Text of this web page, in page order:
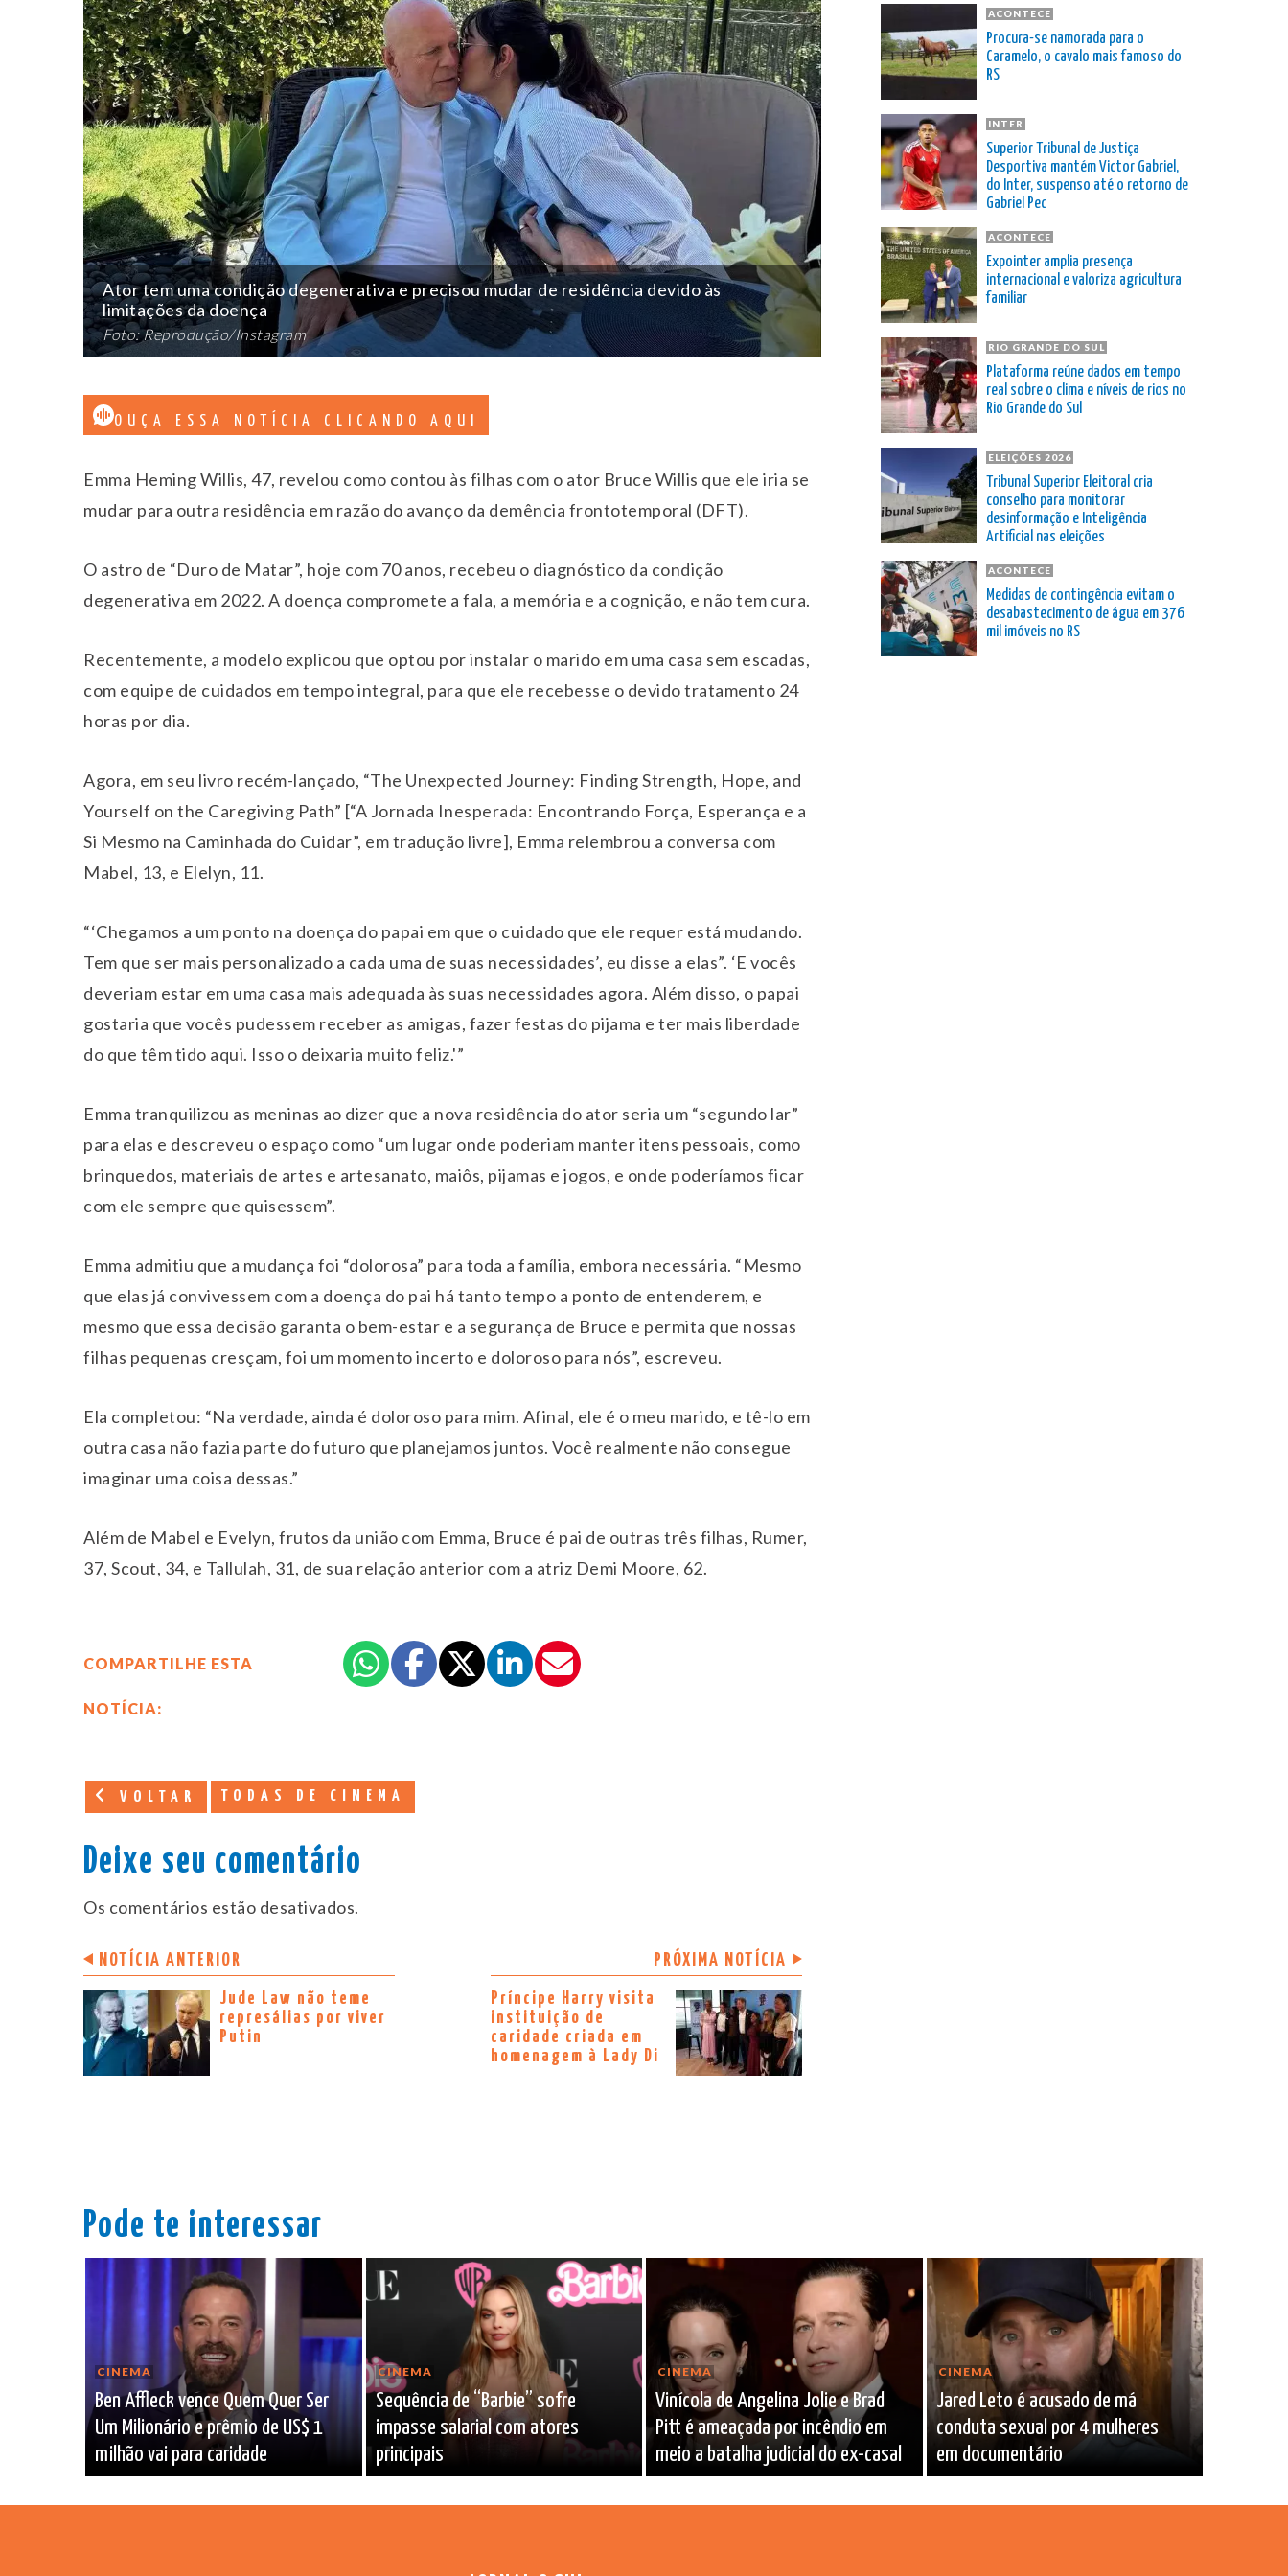
Ator tem uma condição degenerativa e precisou mudar de residência devido às
limitações da doença
Foto: Reprodução/Instagram
OUÇA ESSA NOTÍCIA CLICANDO AQUI
Emma Heming Willis, 47, revelou como contou às filhas com o ator Bruce Willis que ele iria se
mudar para outra residência em razão do avanço da demência frontotemporal (DFT).
O astro de “Duro de Matar”, hoje com 70 anos, recebeu o diagnóstico da condição
degenerativa em 2022. A doença compromete a fala, a memória e a cognição, e não tem cura.
Recentemente, a modelo explicou que optou por instalar o marido em uma casa sem escadas,
com equipe de cuidados em tempo integral, para que ele recebesse o devido tratamento 24
horas por dia.
Agora, em seu livro recém-lançado, “The Unexpected Journey: Finding Strength, Hope, and
Yourself on the Caregiving Path” [“A Jornada Inesperada: Encontrando Força, Esperança e a
Si Mesmo na Caminhada do Cuidar”, em tradução livre], Emma relembrou a conversa com
Mabel, 13, e Elelyn, 11.
“‘Chegamos a um ponto na doença do papai em que o cuidado que ele requer está mudando.
Tem que ser mais personalizado a cada uma de suas necessidades’, eu disse a elas”. ‘E vocês
deveriam estar em uma casa mais adequada às suas necessidades agora. Além disso, o papai
gostaria que vocês pudessem receber as amigas, fazer festas do pijama e ter mais liberdade
do que têm tido aqui. Isso o deixaria muito feliz.'”
Emma tranquilizou as meninas ao dizer que a nova residência do ator seria um “segundo lar”
para elas e descreveu o espaço como “um lugar onde poderiam manter itens pessoais, como
brinquedos, materiais de artes e artesanato, maiôs, pijamas e jogos, e onde poderíamos ficar
com ele sempre que quisessem”.
Emma admitiu que a mudança foi “dolorosa” para toda a família, embora necessária. “Mesmo
que elas já convivessem com a doença do pai há tanto tempo a ponto de entenderem, e
mesmo que essa decisão garanta o bem-estar e a segurança de Bruce e permita que nossas
filhas pequenas cresçam, foi um momento incerto e doloroso para nós”, escreveu.
Ela completou: “Na verdade, ainda é doloroso para mim. Afinal, ele é o meu marido, e tê-lo em
outra casa não fazia parte do futuro que planejamos juntos. Você realmente não consegue
imaginar uma coisa dessas.”
Além de Mabel e Evelyn, frutos da união com Emma, Bruce é pai de outras três filhas, Rumer,
37, Scout, 34, e Tallulah, 31, de sua relação anterior com a atriz Demi Moore, 62.
COMPARTILHE ESTA
NOTÍCIA:
VOLTAR TODAS DE CINEMA
Deixe seu comentário
Os comentários estão desativados.
NOTÍCIA ANTERIOR
Jude Law não teme
represálias por viver
Putin
PRÓXIMA NOTÍCIA
Príncipe Harry visita
instituição de
caridade criada em
homenagem à Lady Di
ACONTECE
Procura-se namorada para o
Caramelo, o cavalo mais famoso do
RS
INTER
Superior Tribunal de Justiça
Desportiva mantém Victor Gabriel,
do Inter, suspenso até o retorno de
Gabriel Pec
ACONTECE
Expointer amplia presença
internacional e valoriza agricultura
familiar
RIO GRANDE DO SUL
Plataforma reúne dados em tempo
real sobre o clima e níveis de rios no
Rio Grande do Sul
ELEIÇÕES 2026
Tribunal Superior Eleitoral cria
conselho para monitorar
desinformação e Inteligência
Artificial nas eleições
ACONTECE
Medidas de contingência evitam o
desabastecimento de água em 376
mil imóveis no RS
Pode te interessar
CINEMA
Ben Affleck vence Quem Quer Ser
Um Milionário e prêmio de US$ 1
milhão vai para caridade
CINEMA
Sequência de “Barbie” sofre
impasse salarial com atores
principais
CINEMA
Vinícola de Angelina Jolie e Brad
Pitt é ameaçada por incêndio em
meio a batalha judicial do ex-casal
CINEMA
Jared Leto é acusado de má
conduta sexual por 4 mulheres
em documentário